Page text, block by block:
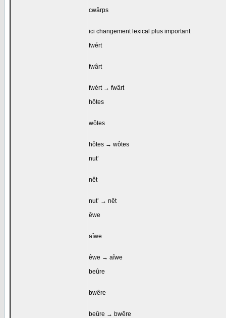
cwârps
ici changement lexical plus important
fwért
fwârt
fwért → fwârt
hôtes
wôtes
hôtes → wôtes
nut’
nêt
nut’ → nêt
êwe
aîwe
êwe → aîwe
beûre
bwêre
beûre → bwêre